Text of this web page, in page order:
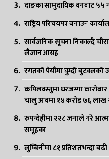
दाङका सामुदायिक वनबाट ५५
राष्ट्रिय परिचयपत्र बनाउन
सार्वजनिक सूचना निकाल्दै
लैजान आग्रह
रगतको पैयाँमा घुम्दो बुटवलको
कपिलवस्तुमा घरजग्गा
चालु आवमा १४ करोड ७६
रुपन्देहीमा २२८ जनाले गरे
समूहका
लुम्बिनीमा ८१ प्रतिशतभन्दा बढी